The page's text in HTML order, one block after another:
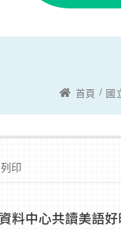
首頁 國
印
料中心共讀美語